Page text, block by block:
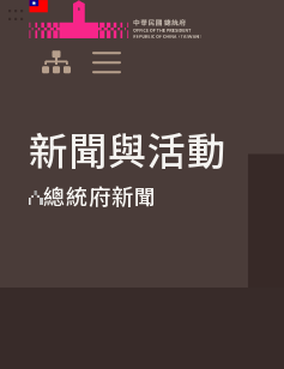
跳到主要內容
中華民國總統府
新聞與活動
總統府新聞